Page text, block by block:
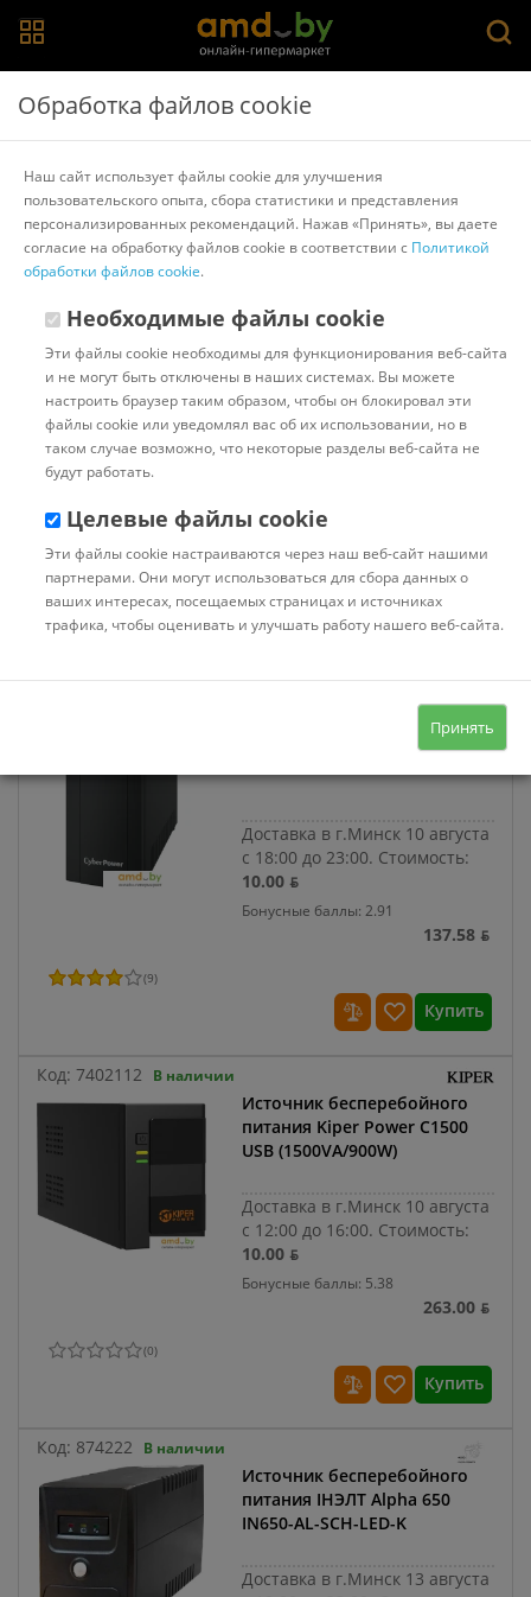
Главная > Каталог товаров
Источники бесперебойного
питания
APC
Сортировать: Популярные
Код: 1118232 В наличии
Источник бесперебойного
питания CyberPower UTC650E
Доставка в г.Минск 10 августа
10.00 ƃ
105.38 ƃ
(4)
Купить
Источник бесперебойного
питания CyberPower UTC850E
Доставка в г.Минск 10 августа
с 18:00 до 23:00. Стоимость:
10.00 ƃ
Бонусные баллы: 2.91
137.58 ƃ
(9)
Купить
Код: 7402112 В наличии
Источник бесперебойного
питания Kiper Power C1500
USB (1500VA/900W)
Доставка в г.Минск 10 августа
с 12:00 до 16:00. Стоимость:
10.00 ƃ
Бонусные баллы: 5.38
263.00 ƃ
(0)
Купить
Код: 874222 В наличии
Источник бесперебойного
питания IНЭЛТ Alpha 650
IN650-AL-SCH-LED-K
Доставка в г.Минск 13 августа
Обработка файлов cookie
Наш сайт использует файлы cookie для улучшения
пользовательского опыта, сбора статистики и представления
персонализированных рекомендаций. Нажав «Принять», вы даете
согласие на обработку файлов cookie в соответствии с Политикой
обработки файлов cookie.
Необходимые файлы cookie
Эти файлы cookie необходимы для функционирования веб-сайта
и не могут быть отключены в наших системах. Вы можете
настроить браузер таким образом, чтобы он блокировал эти
файлы cookie или уведомлял вас об их использовании, но в
таком случае возможно, что некоторые разделы веб-сайта не
будут работать.
Целевые файлы cookie
Эти файлы cookie настраиваются через наш веб-сайт нашими
партнерами. Они могут использоваться для сбора данных о
ваших интересах, посещаемых страницах и источниках
трафика, чтобы оценивать и улучшать работу нашего веб-сайта.
Принять